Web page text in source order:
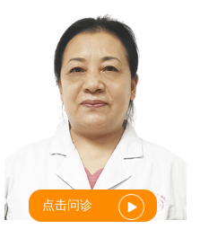
点击问诊